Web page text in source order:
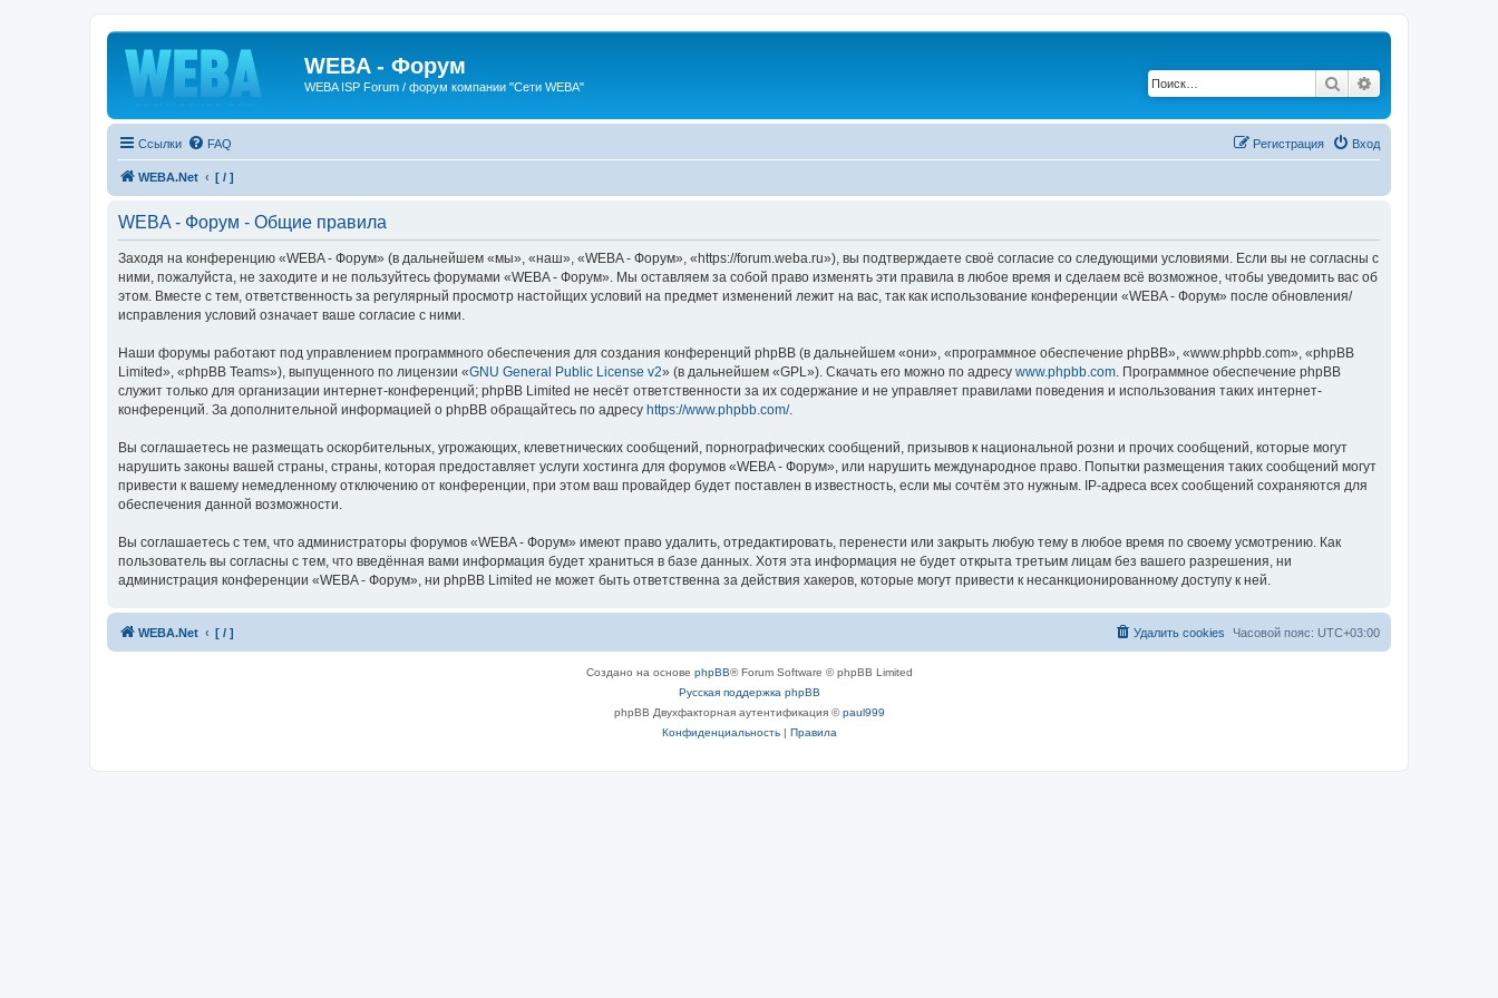
WEBA - Форум
WEBA ISP Forum / форум компании "Сети WEBA" Поиск
Ссылки FAQ Вход
Регистрация
WEBA.Net [ / ]
WEBA - Форум - Общие правила
Заходя на конференцию «WEBA - Форум» (в дальнейшем «мы», «наш», «WEBA - Форум», «https://forum.weba.ru»), вы подтверждаете своё согласие со следующими условиями. Если вы не согласны с
ними, пожалуйста, не заходите и не пользуйтесь форумами «WEBA - Форум». Мы оставляем за собой право изменять эти правила в любое время и сделаем всё возможное, чтобы уведомить вас об
этом. Вместе с тем, ответственность за регулярный просмотр настойщих условий на предмет изменений лежит на вас, так как использование конференции «WEBA - Форум» после обновления/
исправления условий означает ваше согласие с ними.
Наши форумы работают под управлением программного обеспечения для создания конференций phpBB (в дальнейшем «они», «программное обеспечение phpBB», «www.phpbb.com», «phpBB
Limited», «phpBB Teams»), выпущенного по лицензии «GNU General Public License v2» (в дальнейшем «GPL»). Скачать его можно по адресу www.phpbb.com . Программное обеспечение phpBB
служит только для организации интернет-конференций; phpBB Limited не несёт ответственности за их содержание и не управляет правилами поведения и использования таких интернет-
конференций. За дополнительной информацией о phpBB обращайтесь по адресу https://www.phpbb.com/.
Вы соглашаетесь не размещать оскорбительных, угрожающих, клеветнических сообщений, порнографических сообщений, призывов к национальной розни и прочих сообщений, которые могут
нарушить законы вашей страны, страны, которая предоставляет услуги хостинга для форумов «WEBA - Форум», или нарушить международное право. Попытки размещения таких сообщений могут
привести к вашему немедленному отключению от конференции, при этом ваш провайдер будет поставлен в известность, если мы сочтём это нужным. IP-адреса всех сообщений сохраняются для
обеспечения данной возможности.
Вы соглашаетесь с тем, что администраторы форумов «WEBA - Форум» имеют право удалить, отредактировать, перенести или закрыть любую тему в любое время по своему усмотрению. Как
пользователь вы согласны с тем, что введённая вами информация будет храниться в базе данных. Хотя эта информация не будет открыта третьим лицам без вашего разрешения, ни
администрация конференции «WEBA - Форум», ни phpBB Limited не может быть ответственна за действия хакеров, которые могут привести к несанкционированному доступу к ней.
WEBA.Net [ / ] Часовой пояс: UTC+03:00
Удалить cookies
Создано на основе phpBB® Forum Software © phpBB Limited
Русская поддержка phpBB
phpBB Двухфакторная аутентификация ©paul999
Конфиденциальность| Правила